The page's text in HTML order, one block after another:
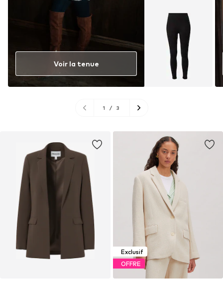
Voir la tenue
1 / 3
Exclusif
OFFRE